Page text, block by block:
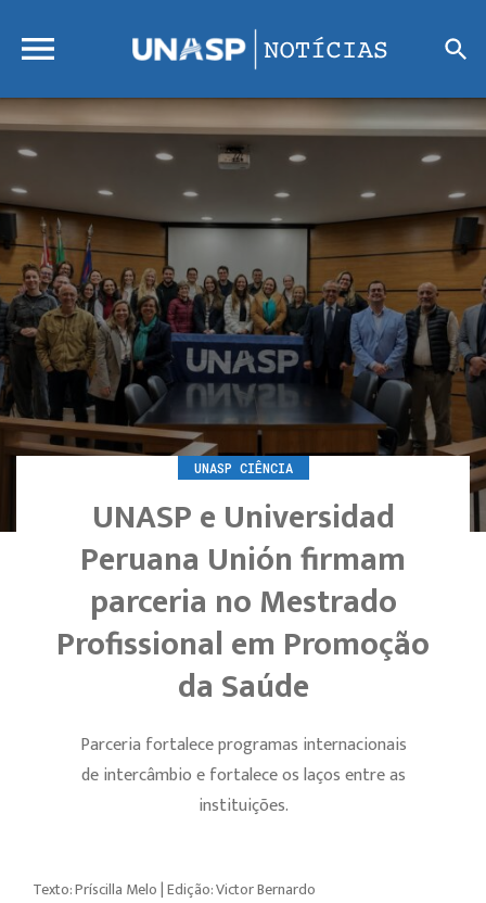
UNASP CIÊNCIA
UNASP e Universidad
Peruana Unión firmam
parceria no Mestrado
Profissional em Promoção
da Saúde
Parceria fortalece programas internacionais
de intercâmbio e fortalece os laços entre as
instituições.
Texto: Príscilla Melo | Edição: Victor Bernardo